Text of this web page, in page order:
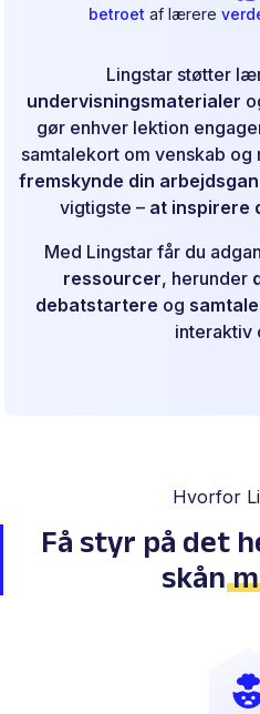
betroet af lærere
Lingstar støtter
undervisningsmaterialer
gør enhver lektion
samtalekort om venskab
fremskynde din
vigtigste – at inspirere
Med Lingstar får du
ressourcer, herunder
debatstartere og
interaktiv
Hvorfor
Få styr på det
skån